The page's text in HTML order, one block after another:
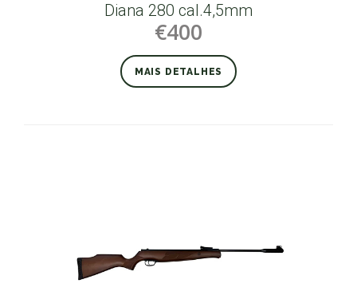
Diana 280 cal.4,5mm
€400
MAIS DETALHES